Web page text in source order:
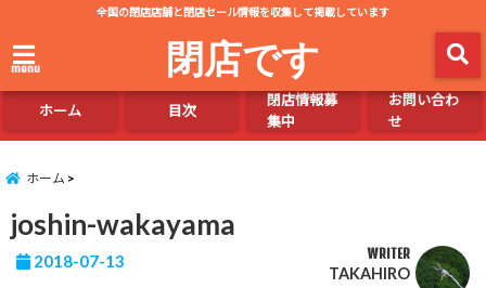
全国の閉店店舗と閉店セール情報を収集して掲載しています
menu 閉店です
ホーム 目次
閉店情報募
集中
お問い合わ
せ
ホーム
joshin-wakayama
2018-07-13 WRITER
TAKAHIRO